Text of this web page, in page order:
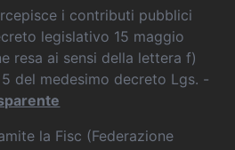
i contributi pubblici
legislativo 15 maggio
resa ai sensi della lettera f)
del medesimo decreto Lgs. -
la Fisc (Federazione